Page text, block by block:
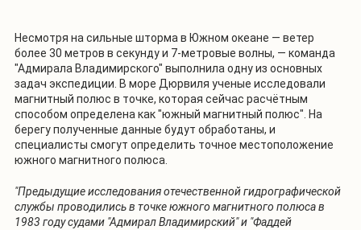
Несмотря на сильные шторма в Южном океане — ветер
более 30 метров в секунду и 7-метровые волны, — команда
"Адмирала Владимирского" выполнила одну из основных
задач экспедиции. В море Дюрвиля ученые исследовали
магнитный полюс в точке, которая сейчас расчётным
способом определена как "южный магнитный полюс". На
берегу полученные данные будут обработаны, и
специалисты смогут определить точное местоположение
южного магнитного полюса.
"Предыдущие исследования отечественной гидрографической
службы проводились в точке южного магнитного полюса в
1983 году судами "Адмирал Владимирский" и "Фаддей